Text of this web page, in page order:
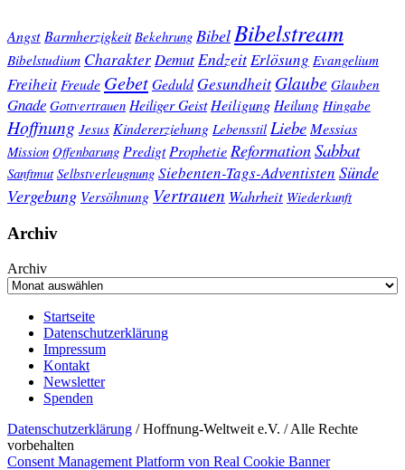
Angst Barmherzigkeit Bekehrung BibelBibelstream
Bibelstudium Charakter DemutEndzeitErlösung Evangelium
Freiheit Freude GebetGeduld Gesundheit Glaube Glauben
Gnade Gottvertrauen Heiliger Geist Heiligung Heilung Hingabe
Hoffnung Jesus Kindererziehung Lebensstil Liebe Messias
Mission Offenbarung Predigt ProphetieReformationSabbat
Sanftmut Selbstverleugnung Siebenten-Tags-Adventisten Sünde
Vergebung Versöhnung Vertrauen Wahrheit Wiederkunft
Archiv
Archiv
Startseite
Datenschutzerklärung
Impressum
Kontakt
Newsletter
Spenden
Datenschutzerklärung / Hoffnung-Weltweit e.V. / Alle Rechte
vorbehalten
Consent Management Platform von Real Cookie Banner